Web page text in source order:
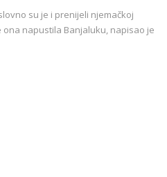
su je i prenijeli njemačkoj
ona napustila Banjaluku, napisao je